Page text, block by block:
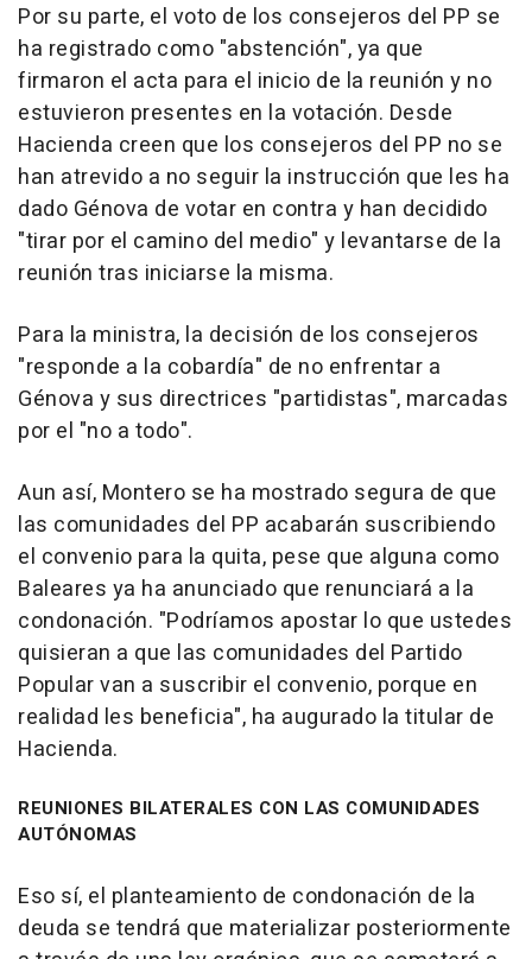
Por su parte, el voto de los consejeros del PP se
ha registrado como "abstención", ya que
firmaron el acta para el inicio de la reunión y no
estuvieron presentes en la votación. Desde
Hacienda creen que los consejeros del PP no se
han atrevido a no seguir la instrucción que les ha
dado Génova de votar en contra y han decidido
"tirar por el camino del medio" y levantarse de la
reunión tras iniciarse la misma.
Para la ministra, la decisión de los consejeros
"responde a la cobardía" de no enfrentar a
Génova y sus directrices "partidistas", marcadas
por el "no a todo".
Aun así, Montero se ha mostrado segura de que
las comunidades del PP acabarán suscribiendo
el convenio para la quita, pese que alguna como
Baleares ya ha anunciado que renunciará a la
condonación. "Podríamos apostar lo que ustedes
quisieran a que las comunidades del Partido
Popular van a suscribir el convenio, porque en
realidad les beneficia", ha augurado la titular de
Hacienda.
REUNIONES BILATERALES CON LAS COMUNIDADES
AUTÓNOMAS
Eso sí, el planteamiento de condonación de la
deuda se tendrá que materializar posteriormente